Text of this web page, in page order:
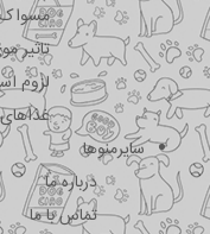
مسواک
تاثیر
لزوم
سایرمنوها
درباره ما
تماس با ما